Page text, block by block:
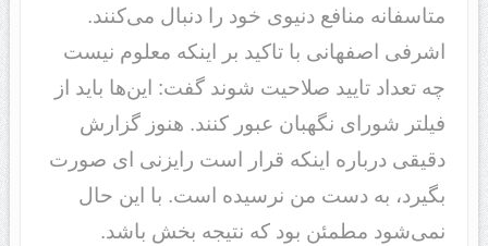
متاسفانه منافع دنیوی خود را دنبال می‌کنند.
اشرفی اصفهانی با تاکید بر اینکه معلوم نیست
چه تعداد تایید صلاحیت شوند گفت: این‌ها باید از
فیلتر شورای نگهبان عبور کنند. هنوز گزارش
دقیقی درباره اینکه قرار است رایزنی ای صورت
بگیرد، به دست من نرسیده است. با این حال
نمی‌شود مطمئن بود که نتیجه بخش باشد.